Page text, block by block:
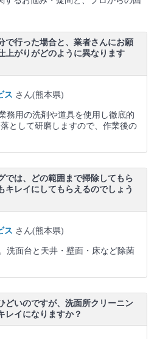
で行った場合と、業者さんにお願
上がりがどのように異なります
ス さん(熊本県)
務用の洗剤や道具を使用し徹底的
として研磨しますので、作業後の
では、どの範囲まで掃除してもら
キレイにしてもらえるのでしょう
ス さん(熊本県)
洗面台と天井・壁面・床など除菌
どいのですが、洗面所クリーニン
レイになりますか？